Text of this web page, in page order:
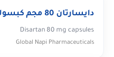
دايسارتان 80 مجم كبسولات
Disartan 80 mg capsules
Global Napi Pharmaceuticals